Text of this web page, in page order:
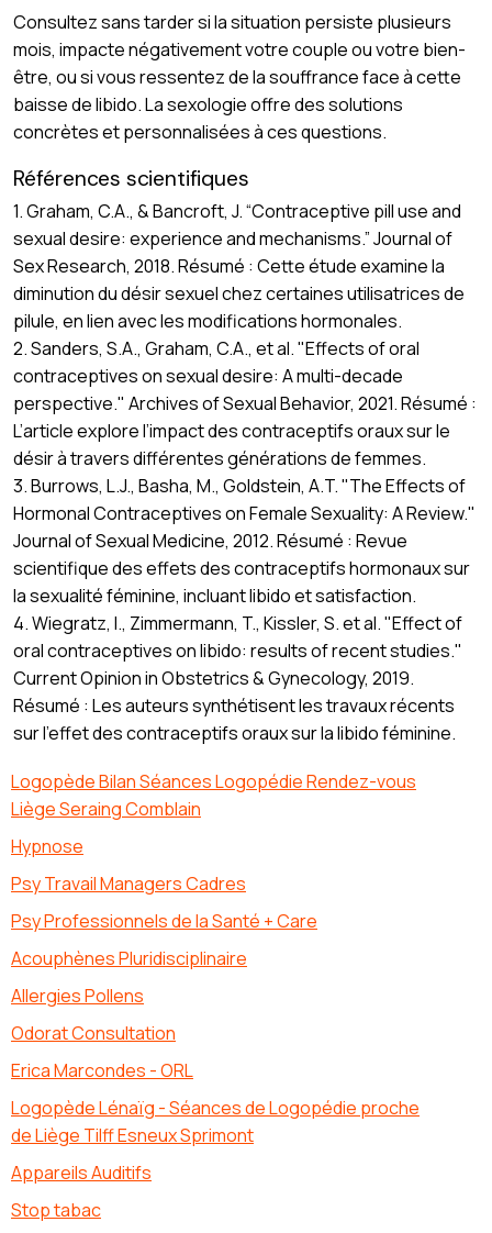
Consultez sans tarder si la situation persiste plusieurs
mois, impacte négativement votre couple ou votre bien-
être, ou si vous ressentez de la souffrance face à cette
baisse de libido. La sexologie offre des solutions
concrètes et personnalisées à ces questions.
Références scientifiques
1. Graham, C.A., & Bancroft, J. “Contraceptive pill use and
sexual desire: experience and mechanisms.” Journal of
Sex Research, 2018. Résumé : Cette étude examine la
diminution du désir sexuel chez certaines utilisatrices de
pilule, en lien avec les modifications hormonales.
2. Sanders, S.A., Graham, C.A., et al. "Effects of oral
contraceptives on sexual desire: A multi-decade
perspective." Archives of Sexual Behavior, 2021. Résumé :
L’article explore l’impact des contraceptifs oraux sur le
désir à travers différentes générations de femmes.
3. Burrows, L.J., Basha, M., Goldstein, A.T. "The Effects of
Hormonal Contraceptives on Female Sexuality: A Review."
Journal of Sexual Medicine, 2012. Résumé : Revue
scientifique des effets des contraceptifs hormonaux sur
la sexualité féminine, incluant libido et satisfaction.
4. Wiegratz, I., Zimmermann, T., Kissler, S. et al. "Effect of
oral contraceptives on libido: results of recent studies."
Current Opinion in Obstetrics & Gynecology, 2019.
Résumé : Les auteurs synthétisent les travaux récents
sur l’effet des contraceptifs oraux sur la libido féminine.
Logopède Bilan Séances Logopédie Rendez-vous
Liège Seraing Comblain
Hypnose
Psy Travail Managers Cadres
Psy Professionnels de la Santé + Care
Acouphènes Pluridisciplinaire
Allergies Pollens
Odorat Consultation
Erica Marcondes - ORL
Logopède Lénaïg - Séances de Logopédie proche
de Liège Tilff Esneux Sprimont
Appareils Auditifs
Stop tabac